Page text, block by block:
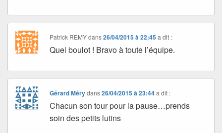
Patrick REMYdans26/04/2015 à 22:45 a dit :
Quel boulot ! Bravo à toute l’équipe.
Gérard Mérydans26/04/2015 à 23:44 a dit :
Chacun son tour pour la pause…prends
soin des petits lutins